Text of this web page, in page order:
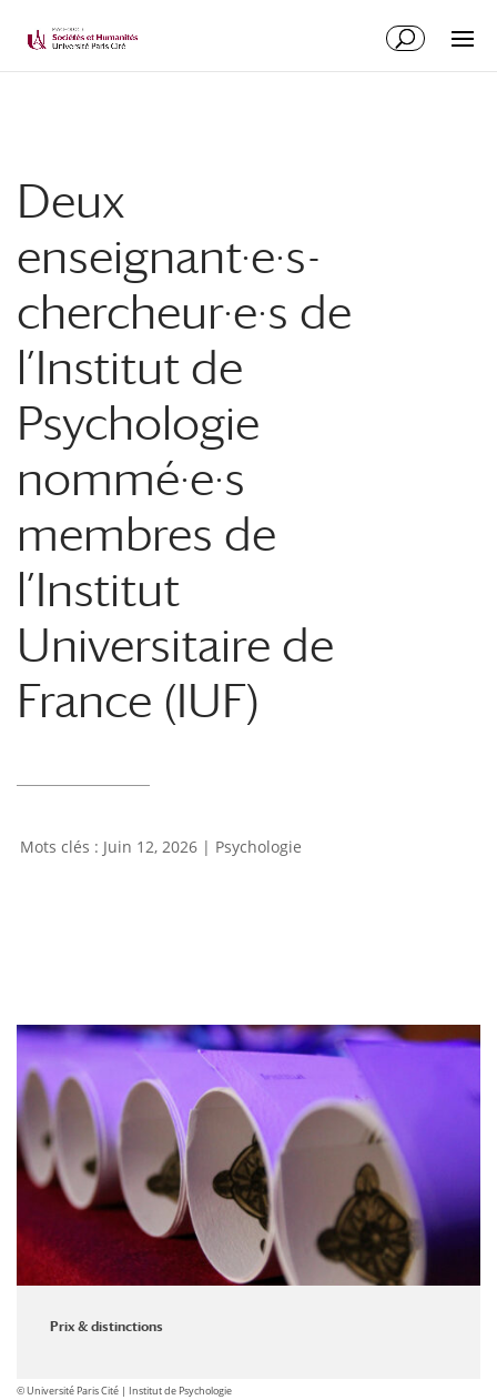
Deux
enseignant·e·s-
chercheur·e·s de
l’Institut de
Psychologie
nommé·e·s
membres de
l’Institut
Universitaire de
France (IUF)
Juin 12, 2026 | Psychologie
Prix & distinctions
© Université Paris Cité | Institut de Psychologie